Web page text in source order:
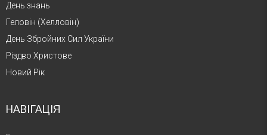
День знань
Геловін (Хелловін)
День Збройних Сил України
Різдво Христове
Новий Рік
НАВІГАЦІЯ